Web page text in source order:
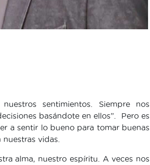
sentimientos. Siempre nos
basándote en ellos”. Pero es
a sentir lo bueno para tomar buenas
vidas.
alma, nuestro espíritu. A veces nos